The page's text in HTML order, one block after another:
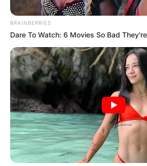
PostedFriss hírek
Most ülsz le, ha
mennyit keres
László! Kiderült,
mennyi jár a Mi
frakcióvezetőjének
bySzerző • May 25, 2026
BRAINBERRIES
Dare To Watch: 6 Movies So Bad